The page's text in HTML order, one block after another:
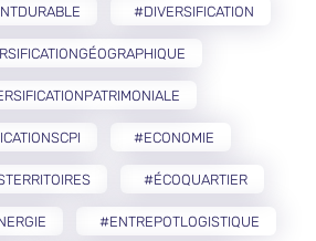
#DIVERSIFICATION
#ECONOMIE
#ÉCOQUARTIER
#ENTREPOTLOGISTIQUE